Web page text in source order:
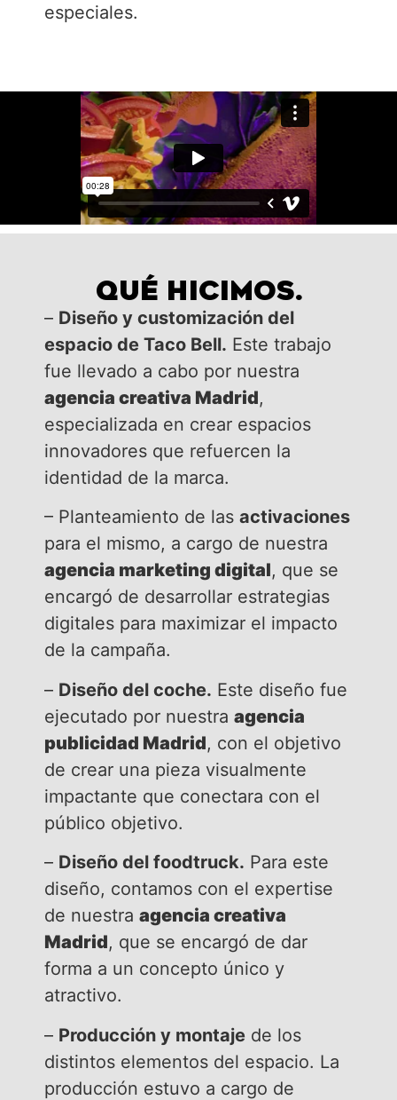
especiales.
QUÉ HICIMOS.
– Diseño y customización del
espacio de Taco Bell. Este trabajo
fue llevado a cabo por nuestra
agencia creativa Madrid,
especializada en crear espacios
innovadores que refuercen la
identidad de la marca.
– Planteamiento de las activaciones
para el mismo, a cargo de nuestra
agencia marketing digital, que se
encargó de desarrollar estrategias
digitales para maximizar el impacto
de la campaña.
– Diseño del coche. Este diseño fue
ejecutado por nuestra agencia
publicidad Madrid, con el objetivo
de crear una pieza visualmente
impactante que conectara con el
público objetivo.
– Diseño del foodtruck. Para este
diseño, contamos con el expertise
de nuestra agencia creativa
Madrid, que se encargó de dar
forma a un concepto único y
atractivo.
– Producción y montaje de los
distintos elementos del espacio. La
producción estuvo a cargo de